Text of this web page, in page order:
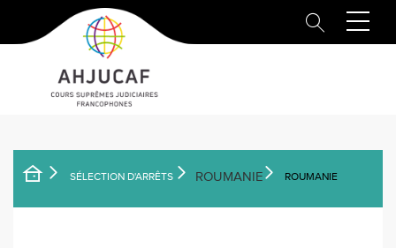
principal
SÉLECTION D'ARRÊTS ROUMANIE ROUMANIE